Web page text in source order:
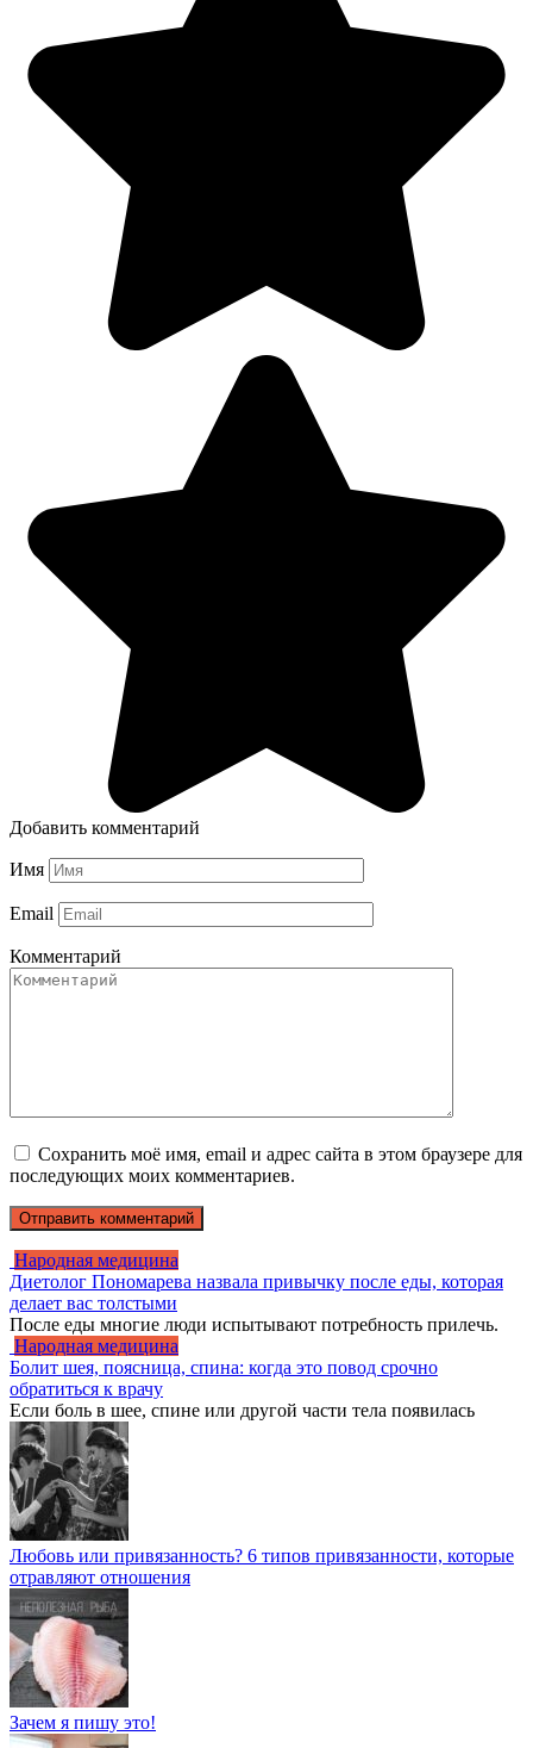
Добавить комментарий
Имя
Email
Комментарий
Сохранить моё имя, email и адрес сайта в этом браузере для
последующих моих комментариев.
Народная медицина
Диетолог Пономарева назвала привычку после еды, которая
делает вас толстыми
После еды многие люди испытывают потребность прилечь.
Народная медицина
Болит шея, поясница, спина: когда это повод срочно
обратиться к врачу
Если боль в шее, спине или другой части тела появилась
Любовь или привязанность? 6 типов привязанности, которые
отравляют отношения
Зачем я пишу это!